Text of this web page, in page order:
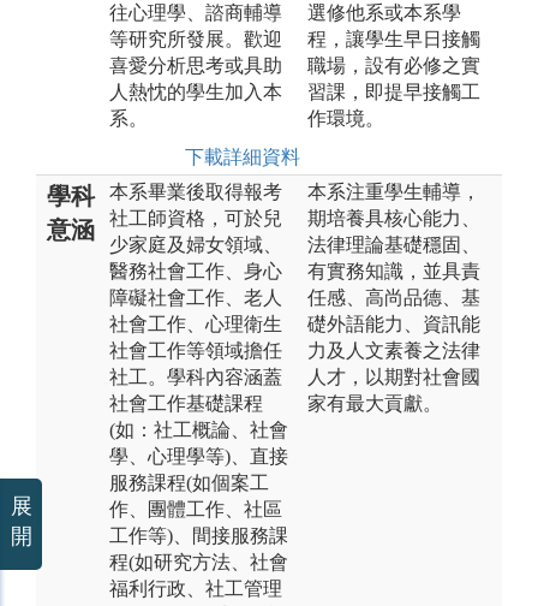
往心理學、諮商輔導
等研究所發展。歡迎
喜愛分析思考或具助
人熱忱的學生加入本
系。
下載詳細資料
選修他系或本系學
程，讓學生早日接觸
職場，設有必修之實
習課，即提早接觸工
作環境。
學科
意涵
本系畢業後取得報考
社工師資格，可於兒
少家庭及婦女領域、
醫務社會工作、身心
障礙社會工作、老人
社會工作、心理衛生
社會工作等領域擔任
社工。學科內容涵蓋
社會工作基礎課程
(如：社工概論、社會
學、心理學等)、直接
服務課程(如個案工
作、團體工作、社區
工作等)、間接服務課
程(如研究方法、社會
福利行政、社工管理
本系注重學生輔導，
期培養具核心能力、
法律理論基礎穩固、
有實務知識，並具責
任感、高尚品德、基
礎外語能力、資訊能
力及人文素養之法律
人才，以期對社會國
家有最大貢獻。
展
開